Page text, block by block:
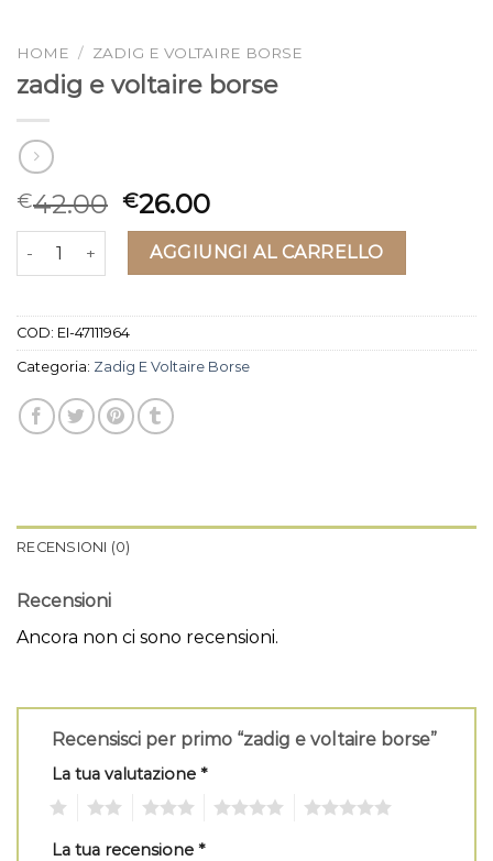
HOME / ZADIG E VOLTAIRE BORSE
zadig e voltaire borse
€42.00 €26.00
zadig e voltaire borse quantitàAGGIUNGI AL CARRELLO
COD: EI-47111964
Categoria: Zadig E Voltaire Borse
RECENSIONI (0)
Recensioni
Ancora non ci sono recensioni.
Recensisci per primo “zadig e voltaire borse”
La tua valutazione *
La tua recensione *